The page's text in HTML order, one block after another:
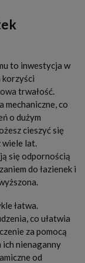
to inwestycja w
korzyści
trwałość.
mechaniczne, co
o dużym
cieszyć się
wiele lat.
się odpornością
do łazienek i
łatwa.
co ułatwia
za pomocą
nienaganny
od